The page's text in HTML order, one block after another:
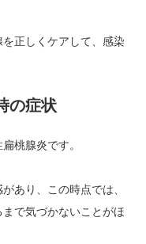
正しくケアして、感染
の症状
桃腺炎です。
あり、この時点では、
で気づかないことがほ